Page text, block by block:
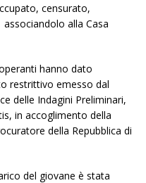
censurato,
alla Casa
hanno dato
restrittivo emesso dal
delle Indagini Preliminari,
in accoglimento della
della Repubblica di
del giovane è stata